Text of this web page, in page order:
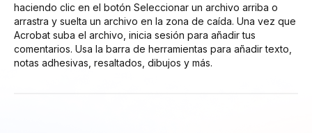
haciendo clic en el botón Seleccionar un archivo arriba o
arrastra y suelta un archivo en la zona de caída. Una vez que
Acrobat suba el archivo, inicia sesión para añadir tus
comentarios. Usa la barra de herramientas para añadir texto,
notas adhesivas, resaltados, dibujos y más.